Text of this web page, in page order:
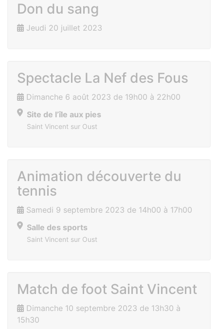
Don du sang
Jeudi 20 juillet 2023
Spectacle La Nef des Fous
Dimanche 6 août 2023 de 19h00 à 22h00
Site de l’île aux pies
Saint Vincent sur Oust
Animation découverte du
tennis
Samedi 9 septembre 2023 de 14h00 à 17h00
Salle des sports
Saint Vincent sur Oust
Match de foot Saint Vincent
Dimanche 10 septembre 2023 de 13h30 à
15h30